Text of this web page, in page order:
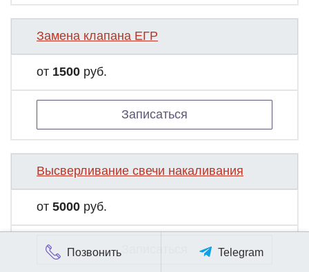
Замена клапана ЕГР
от 1500 руб.
Записаться
Высверливание свечи накаливания
от 5000 руб.
Позвонить Telegram